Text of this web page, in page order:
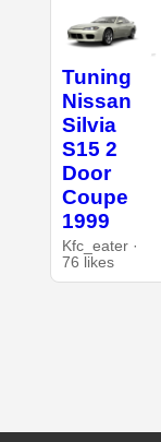
Tuning
Nissan
Silvia
S15 2
Door
Coupe
1999
Kfc_eater ·
76 likes